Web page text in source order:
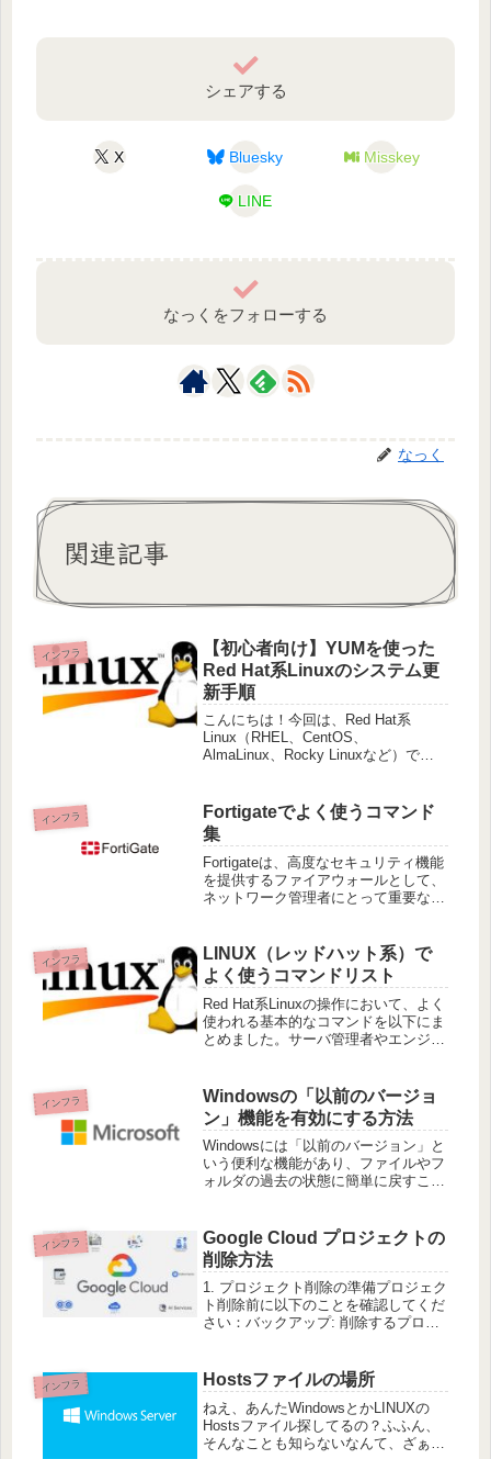
シェアする
X Bluesky Misskey
LINE
なっくをフォローする
なっく
関連記事
インフラ
【初心者向け】YUMを使った
Red Hat系Linuxのシステム更
新手順
こんにちは！今回は、Red Hat系
Linux（RHEL、CentOS、
AlmaLinux、Rocky Linuxなど）で
パフォーマンス向上やセキュリティア
ップデートは重要
インフラ
Fortigateでよく使うコマンド
集
Fortigateは、高度なセキュリティ機能
を提供するファイアウォールとして、
ネットワーク管理者にとって重要なツ
ステム情報の確認1.1 バージョン確認
get
インフラ
LINUX（レッドハット系）で
よく使うコマンドリスト
Red Hat系Linuxの操作において、よく
使われる基本的なコマンドを以下にま
とめました。サーバ管理者やエンジニ
本的なファイル・ディレクトリ操作コ
マンド説明よく使うオ
インフラ
Windowsの「以前のバージョ
ン」機能を有効にする方法
Windowsには「以前のバージョン」と
いう便利な機能があり、ファイルやフ
ォルダの過去の状態に簡単に戻すこと
役立ちます。この記事では、Windows
でこの機能を有効にし、活
インフラ
Google Cloud プロジェクトの
削除方法
1. プロジェクト削除の準備プロジェク
ト削除前に以下のことを確認してくだ
さい：バックアップ: 削除するプロジ
認します。プロジェクトの削除後はリ
ソースが復元できないため、デー
インフラ Hostsファイルの場所
ねえ、あんたWindowsとかLINUXの
Hostsファイル探してるの？ふふん、
そんなことも知らないなんて、ざぁこ